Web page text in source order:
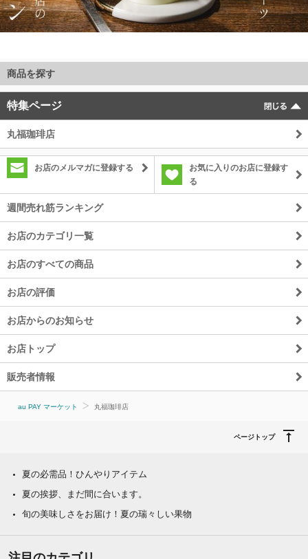
商品を探す
特集ページ
丸福珈琲店
お店のメルマガに登録する
お気に入りのお店に登録す
る
週間売れ筋ランキング
お店のカテゴリ一覧
お店のすべての商品
お店の評価
お店からのお知らせ
お店トップ
販売者情報
au PAY マーケット 丸福珈琲店
ページトップ
夏の必需品！ひんやりアイテム
夏の挨拶、まだ間に合います。
旬の美味しさをお届け！夏の瑞々しい果物